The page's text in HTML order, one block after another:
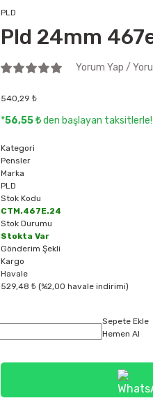
PLD
Pld 24mm
Yorum Yap /
540,29 ₺
*56,55 ₺den başlayan taksitlerle!
Kategori
Pensler
Marka
PLD
Stok Kodu
CTM.467E.24
Stok Durumu
Stokta Var
Gönderim Şekli
Kargo
Havale
529,48 ₺ (%2,00 havale indirimi)
Sepete Ekle
Hemen Al